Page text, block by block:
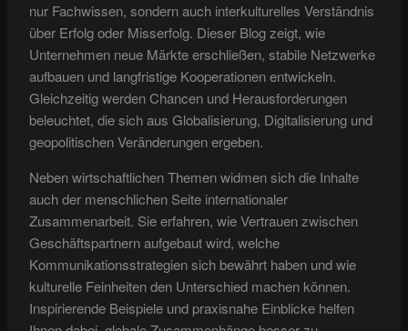
nur Fachwissen, sondern auch interkulturelles Verständnis
über Erfolg oder Misserfolg. Dieser Blog zeigt, wie
Unternehmen neue Märkte erschließen, stabile Netzwerke
aufbauen und langfristige Kooperationen entwickeln.
Gleichzeitig werden Chancen und Herausforderungen
beleuchtet, die sich aus Globalisierung, Digitalisierung und
geopolitischen Veränderungen ergeben.
Neben wirtschaftlichen Themen widmen sich die Inhalte
auch der menschlichen Seite internationaler
Zusammenarbeit. Sie erfahren, wie Vertrauen zwischen
Geschäftspartnern aufgebaut wird, welche
Kommunikationsstrategien sich bewährt haben und wie
kulturelle Feinheiten den Unterschied machen können.
Inspirierende Beispiele und praxisnahe Einblicke helfen